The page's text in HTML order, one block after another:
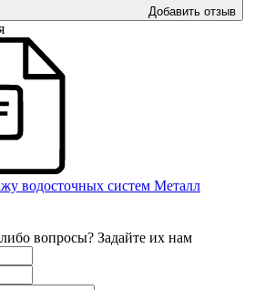
Добавить отзыв
водосточных систем Металл
вопросы? Задайте их нам